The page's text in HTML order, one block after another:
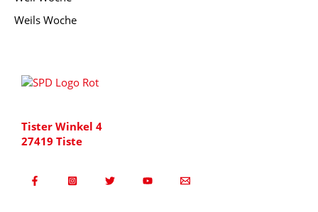
Weils Woche
Tister Winkel 4
27419 Tiste